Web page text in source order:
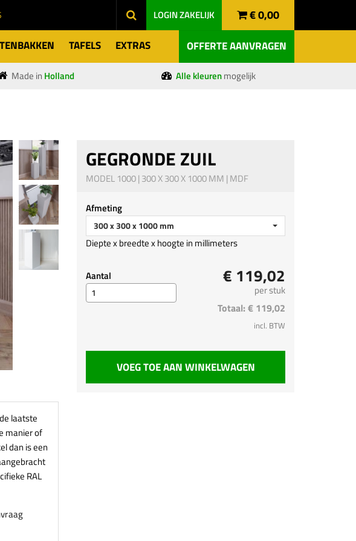
LOGINZAKELIJK € 0,00
TAFELS EXTRAS OFFERTE AANVRAGEN
Made in Holland Alle kleurenmogelijk
laatste
manier of
dan is een
RAL
GEGRONDE ZUIL
MODEL 1000 | 300 X 300 X 1000 MM | MDF
Afmeting
300 x 300 x 1000 mm
Diepte x breedte x hoogte in millimeters
Aantal € 119,02
per stuk
Totaal: € 119,02
incl. BTW
VOEG TOE AAN WINKELWAGEN